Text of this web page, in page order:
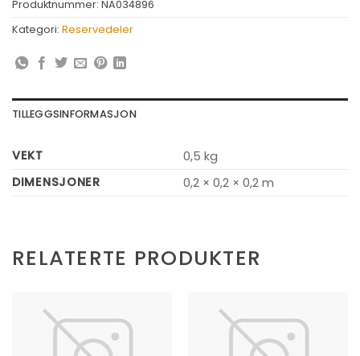
Produktnummer: NA034896
Kategori: Reservedeler
TILLEGGSINFORMASJON
VEKT
0,5 kg
DIMENSJONER
0,2 × 0,2 × 0,2 m
RELATERTE PRODUKTER